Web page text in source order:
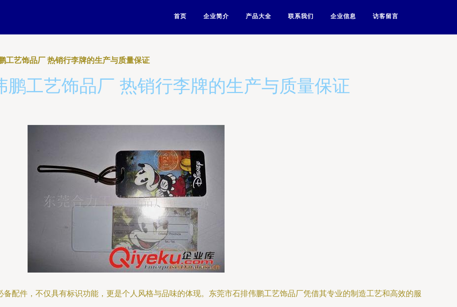
首页 企业简介 产品大全 联系我们 企业信息 访客留言
工艺饰品厂 热销行李牌的生产与质量保证
鹏工艺饰品厂 热销行李牌的生产与质量保证
配件，不仅具有标识功能，更是个人风格与品味的体现。东莞市石排伟鹏工艺饰品厂凭借其专业的制造工艺和高效的服